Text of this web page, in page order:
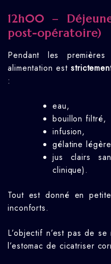
12h00 –
post-opératoire)
Pendant les
alimentation est
:
eau,
bouillon filtré,
infusion,
gélatine
jus clairs
clinique).
Tout est donné en
inconforts.
L’objectif n’est pas de
l’estomac de cicatriser